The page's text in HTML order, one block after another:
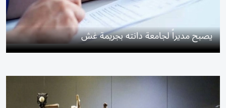
يصبح مديراً لجامعة دانته بجريمة غش